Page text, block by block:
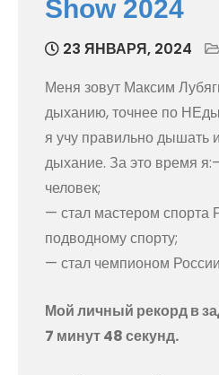
Show 2024
23 ЯНВАРЯ, 2024
Меня зовут Максим
дыханию, точнее по
я учу правильно дышать
дыхание. За это время
человек;
— стал мастером спорта
подводному спорту;
— стал чемпионом
Мой личный рекорд в
7 минут 48 секунд.